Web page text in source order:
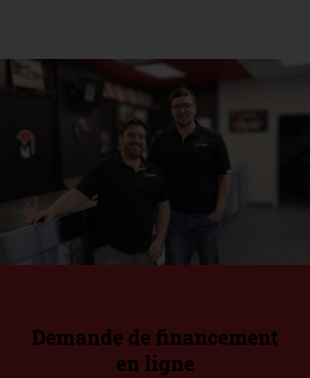
Demande de financement
en ligne